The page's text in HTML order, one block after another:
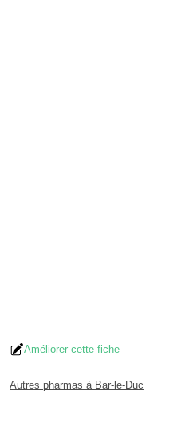
Améliorer cette fiche
Autres pharmas à Bar-le-Duc